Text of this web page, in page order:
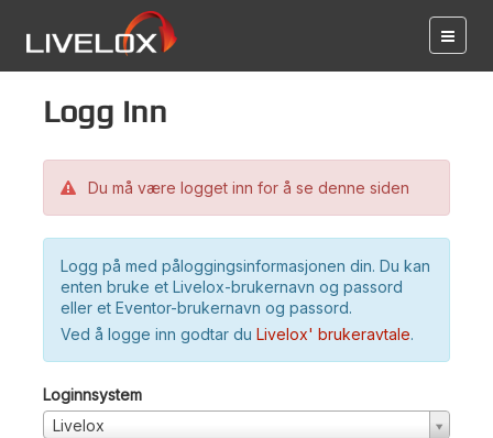
Logg inn
Du må være logget inn for å se denne siden
Logg på med påloggingsinformasjonen din. Du kan
enten bruke et Livelox-brukernavn og passord
eller et Eventor-brukernavn og passord.
Ved å logge inn godtar du Livelox' brukeravtale.
Loginnsystem
Livelox